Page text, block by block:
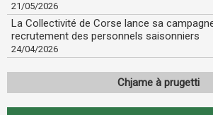
21/05/2026
La Collectivité de Corse lance sa
recrutement des personnels saisonniers
24/04/2026
Chjame à prugetti